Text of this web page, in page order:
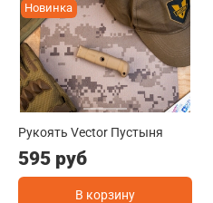
Новинка
Рукоять Vector Пустыня
595 руб
В корзину